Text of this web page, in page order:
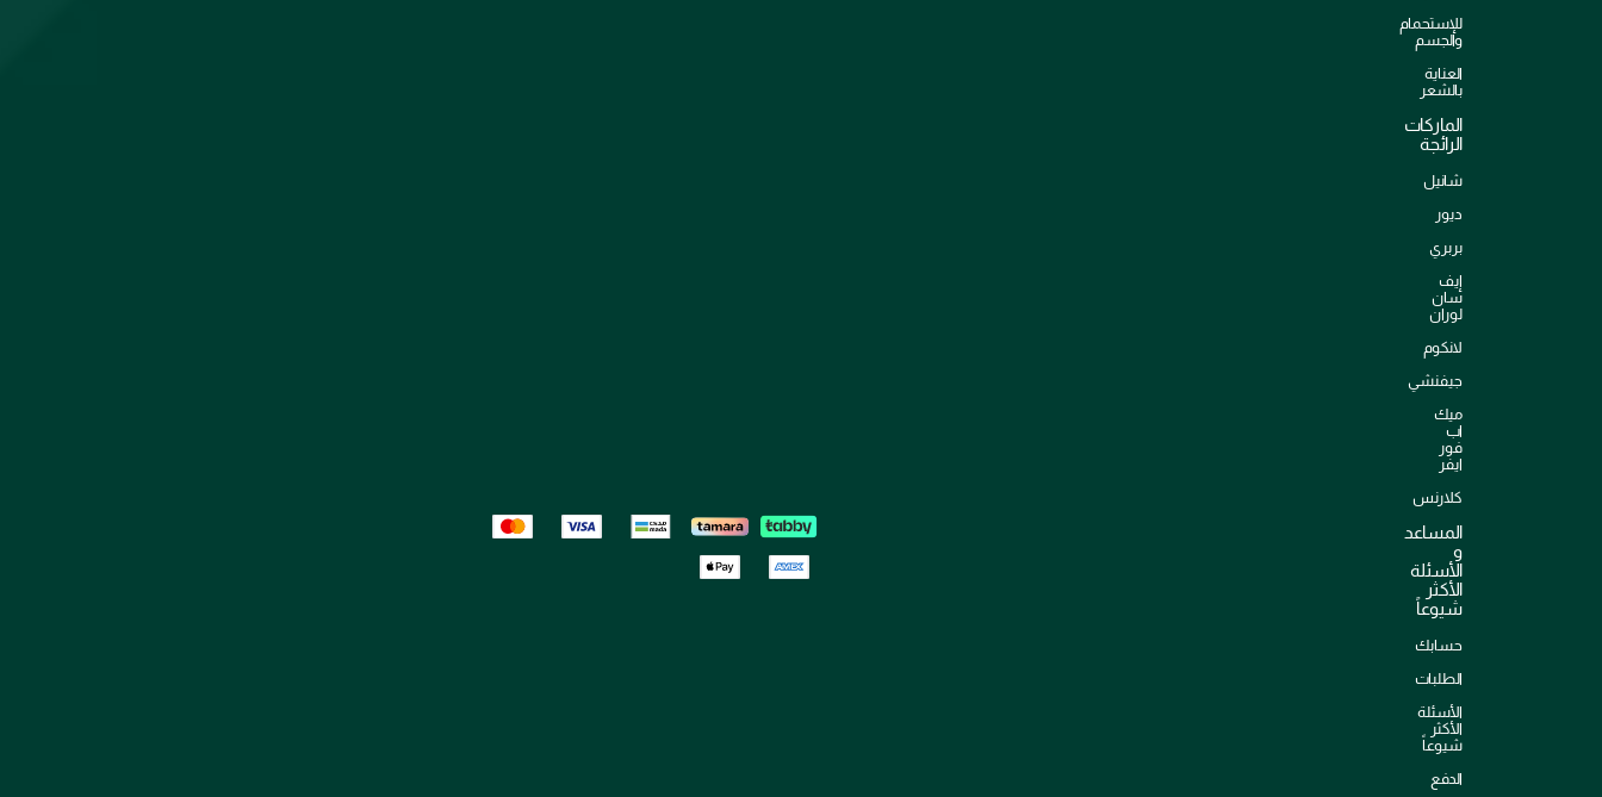
للإستحمام
والجسم
العناية
بالشعر
الماركات
الرائجة
شانيل
ديور
بربري
إيف
سان
لوران
لانكوم
جيفنشي
ميك
اب
فور
ايفر
كلارنس
المساعد
و
الأسئلة
الأكثر
شيوعاً
حسابك
الطلبات
الأسئلة
الأكثر
شيوعاً
الدفع